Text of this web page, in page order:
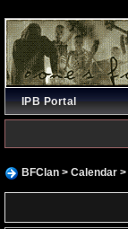
IPB Portal
BFClan> Calendar>